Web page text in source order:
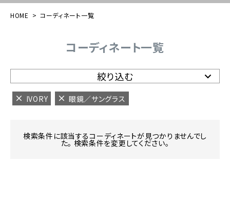
HOME コーディネート一覧
コーディネート一覧
絞り込む
IVORY 眼鏡／サングラス
検索条件に該当するコーディネートが見つかりませんでし
た。 検索条件を変更してください。